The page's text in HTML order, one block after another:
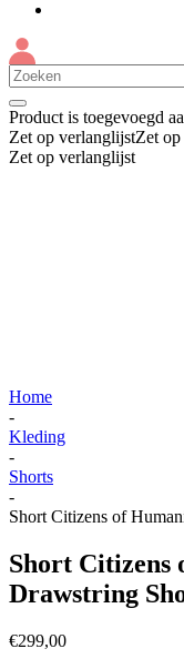
Product is toegevoegd
Zet op verlanglijstZet
Zet op verlanglijst
Home
-
Kleding
-
Shorts
-
Short Citizens of
Short Citizens
Drawstring
€299,00